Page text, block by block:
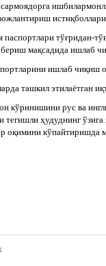
тўғридан-
мақсадида ишлаб
ишлаб чиқиш
ташкил этилаётган
кўринишини рус ва
ҳудуднинг
оқимини кўпайтиришда